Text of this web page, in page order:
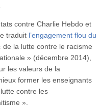
contre Charlie Hebdo et
traduit l’engagement flou du
de la lutte contre le racisme
» (décembre 2014),
les valeurs de la
former les enseignants
contre les
».